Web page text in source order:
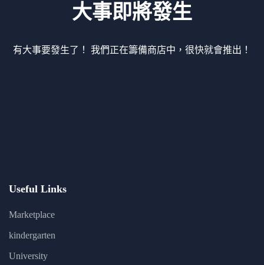
大事即將發生
有大事要發生了！ 我們正在籌備商店中，很快就會推出！
Useful Links
Marketplace
kindergarten
University